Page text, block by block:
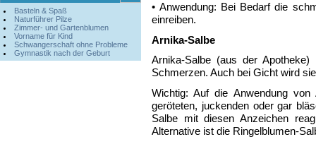
• Anwendung: Bei Bedarf die
einreiben.
Arnika-Salbe
Arnika-Salbe (aus der
Schmerzen. Auch bei Gicht wird
Wichtig: Auf die Anwendung
geröteten, juckenden oder gar
Salbe mit diesen Anzeichen
Alternative ist die Ringelblumen-
Basteln & Spaß
Naturführer Pilze
Zimmer- und Gartenblumen
Vorname für Kind
Schwangerschaft ohne Probleme
Gymnastik nach der Geburt